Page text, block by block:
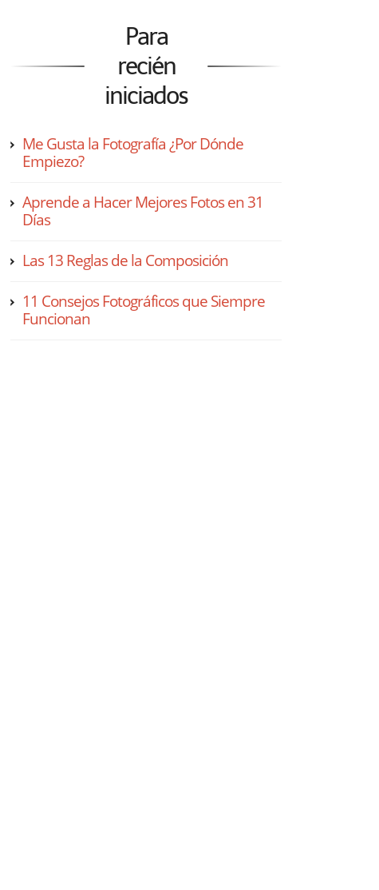
Para
recién
iniciados
Me Gusta la Fotografía ¿Por Dónde
Empiezo?
Aprende a Hacer Mejores Fotos en 31
Días
Las 13 Reglas de la Composición
11 Consejos Fotográficos que Siempre
Funcionan